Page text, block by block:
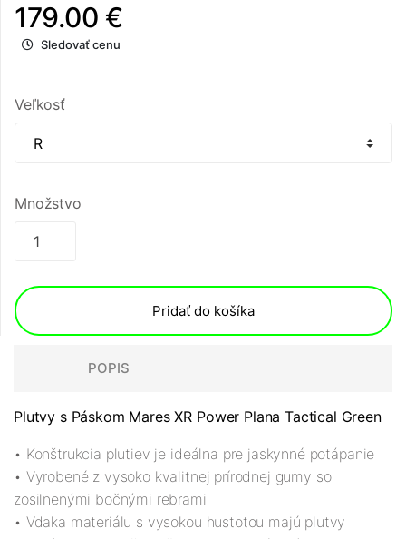
179.00 €
Sledovať cenu
Veľkosť
Množstvo
Pridať do košíka
POPIS
Plutvy s Páskom Mares XR Power Plana Tactical Green
• Konštrukcia plutiev je ideálna pre jaskynné potápanie
• Vyrobené z vysoko kvalitnej prírodnej gumy so
zosilnenými bočnými rebrami
• Vďaka materiálu s vysokou hustotou majú plutvy